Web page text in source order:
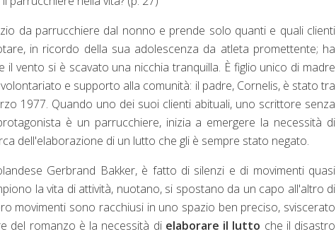
da parrucchiere dal nonno e prende solo quanti e quali clienti
in ricordo della sua adolescenza da atleta promettente; ha
vento si è scavato una nicchia tranquilla. È figlio unico di madre
e supporto alla comunità: il padre, Cornelis, è stato tra
1977. Quando uno dei suoi clienti abituali, uno scrittore senza
è un parrucchiere, inizia a emergere la necessità di
dell'elaborazione di un lutto che gli è sempre stato negato.
Gerbrand Bakker, è fatto di silenzi e di movimenti quasi
la vita di attività, nuotano, si spostano da un capo all'altro di
movimenti sono racchiusi in uno spazio ben preciso, sviscerato
del romanzo è la necessità di elaborare il lutto che il disastro